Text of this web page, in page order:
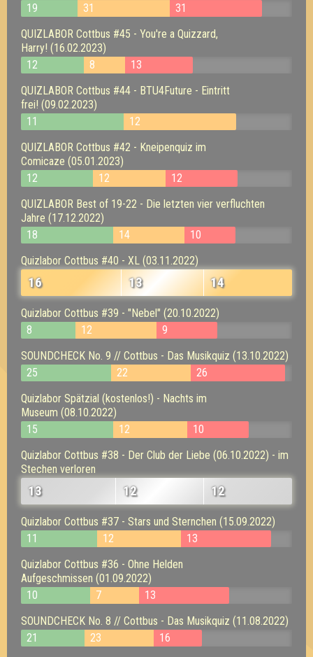
19
31
31
QUIZLABOR Cottbus #45 - You're a Quizzard,
Harry! (16.02.2023)
12
8
13
QUIZLABOR Cottbus #44 - BTU4Future - Eintritt
frei! (09.02.2023)
11
12
QUIZLABOR Cottbus #42 - Kneipenquiz im
Comicaze (05.01.2023)
12
12
12
QUIZLABOR Best of 19-22 - Die letzten vier verfluchten
Jahre (17.12.2022)
18
14
10
Quizlabor Cottbus #40 - XL (03.11.2022)
16 13 14
Quizlabor Cottbus #39 - "Nebel" (20.10.2022)
8
12
9
SOUNDCHECK No. 9 // Cottbus - Das Musikquiz (13.10.2022)
25
22
26
Quizlabor Spätzial (kostenlos!) - Nachts im
Museum (08.10.2022)
15
12
10
Quizlabor Cottbus #38 - Der Club der Liebe (06.10.2022) - im
Stechen verloren
13 12 12
Quizlabor Cottbus #37 - Stars und Sternchen (15.09.2022)
11
12
13
Quizlabor Cottbus #36 - Ohne Helden
Aufgeschmissen (01.09.2022)
10
7
13
SOUNDCHECK No. 8 // Cottbus - Das Musikquiz (11.08.2022)
21
23
16